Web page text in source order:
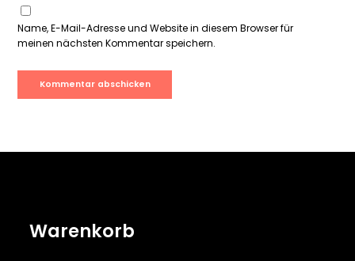
Name, E-Mail-Adresse und Website in diesem Browser für
meinen nächsten Kommentar speichern.
Warenkorb